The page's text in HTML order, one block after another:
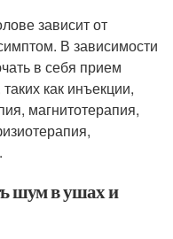
зависит от
В зависимости
в себя прием
как инъекции,
магнитотерапия,
шум в ушах и